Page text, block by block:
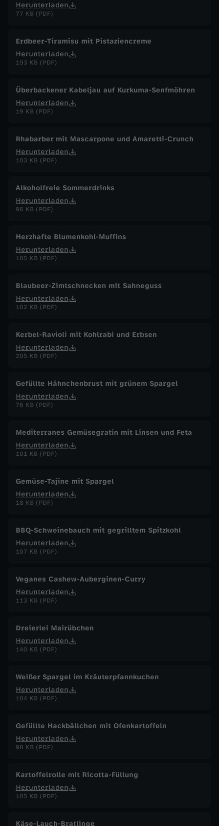
Herunterladen
77 KB (PDF)
Erdbeer-Tiramisu mit Pistaziencreme
Herunterladen
193 KB (PDF)
Überbackener Kabeljau auf Kurkuma-Senfmöhren
Herunterladen
19 KB (PDF)
Rhabarber mit Mascarpone und Amaretti-Crunch
Herunterladen
103 KB (PDF)
Alkoholfreie Sommerdrinks
Herunterladen
96 KB (PDF)
Herzhafte Blumenkohl-Muffins
Herunterladen
105 KB (PDF)
Blaubeer-Zimtschnecken mit Sahneguss
Herunterladen
102 KB (PDF)
Kerbel-Ravioli mit Kohlrabi und Erbsen
Herunterladen
205 KB (PDF)
Gefüllte Hähnchenbrust mit grünem Spargel
Herunterladen
76 KB (PDF)
Mediterranes Gemüsegratin mit Linsen und Feta
Herunterladen
101 KB (PDF)
Gemüse-Tajine mit Spargel
Herunterladen
18 KB (PDF)
BBQ-Schweinebauch mit gegrilltem Spitzkohl
Herunterladen
107 KB (PDF)
Veganes Cashew-Auberginen-Curry
Herunterladen
113 KB (PDF)
Dreierlei Mairübchen
Herunterladen
140 KB (PDF)
Weißer Spargel im Kräuterpfannkuchen
Herunterladen
104 KB (PDF)
Gefüllte Hackbällchen mit Ofenkartoffeln
Herunterladen
98 KB (PDF)
Kartoffelrolle mit Ricotta-Füllung
Herunterladen
105 KB (PDF)
Käse-Lauch-Bratlinge